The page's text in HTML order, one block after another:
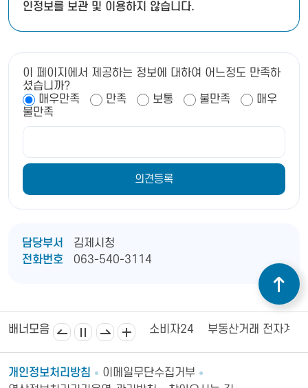
인정보를 보관 및 이용하지 않습니다.
이 페이지에서 제공하는 정보에 대하여 어느정도 만족하
셨습니까?
매우만족
만족 보통 불만족
매우
불만족
담당부서
김제시청
전화번호
063-540-3114
배너모음
제상공회의소 김제시의회 소비자24 부동산거래 전자계약
개인정보처리방침
이메일무단수집거부